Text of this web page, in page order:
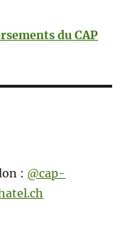
du CAP
: @cap-